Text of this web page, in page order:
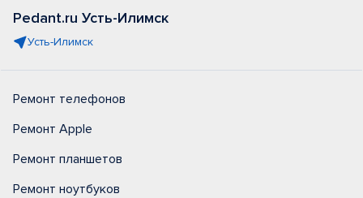
Pedant.ru Усть-Илимск
Усть-Илимск
Ремонт телефонов
Ремонт Apple
Ремонт планшетов
Ремонт ноутбуков